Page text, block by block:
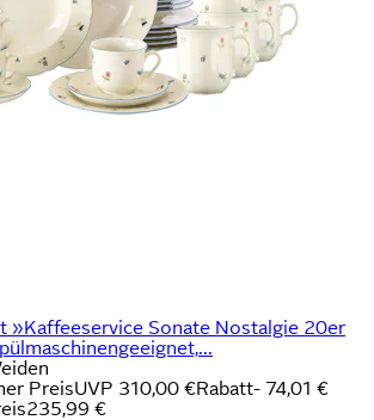
»Kaffeeservice Sonate Nostalgie 20er
PreisUVP 310,00 €Rabatt- 74,01 €
235,99 €